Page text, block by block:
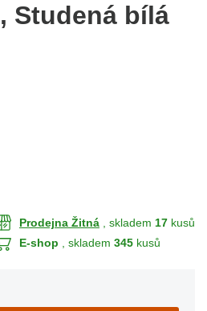
, Studená bílá
Prodejna Žitná , skladem 17 kusů
E-shop
, skladem 345 kusů